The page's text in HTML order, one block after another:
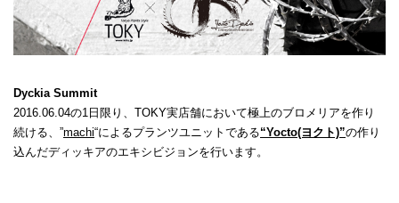
Dyckia Summit
2016.06.04の1日限り、TOKY実店舗において極上のブロメリアを作り
続ける、”machi“によるプランツユニットである“Yocto(ヨクト)”の作り
込んだディッキアのエキシビジョンを行います。